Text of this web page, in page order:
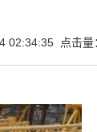
02:34:35 点击量